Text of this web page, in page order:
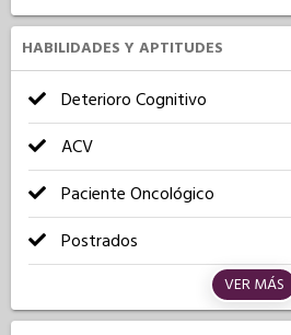
HABILIDADES Y APTITUDES
Deterioro Cognitivo
ACV
Paciente Oncológico
Postrados
VER MÁS